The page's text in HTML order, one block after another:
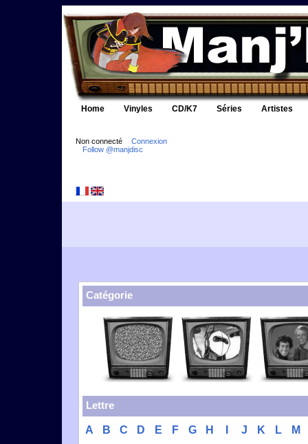
Home Vinyles CD/K7 Séries Artistes
Non connecté
Connexion
Follow @manjdisc
Catégorie
Lettre
A B C D E F G H J K L
M